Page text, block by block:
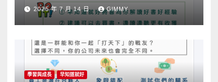
2025 年 7 月 14 日 GIMMY
學習與成長 早知道就好